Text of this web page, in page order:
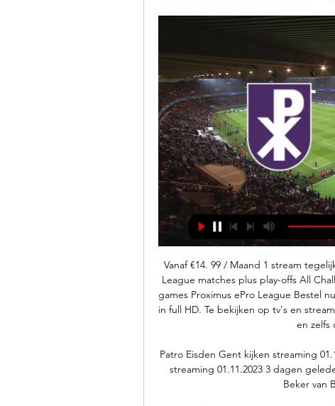
Vanaf €14. 99 / Maand 1 stream
League matches plus play-offs All
games Proximus ePro League Bestel
in full HD. Te bekijken op tv's en
en zelfs
Patro Eisden Gent kijken streaming
streaming 01.11.2023 3 dagen
Beker van